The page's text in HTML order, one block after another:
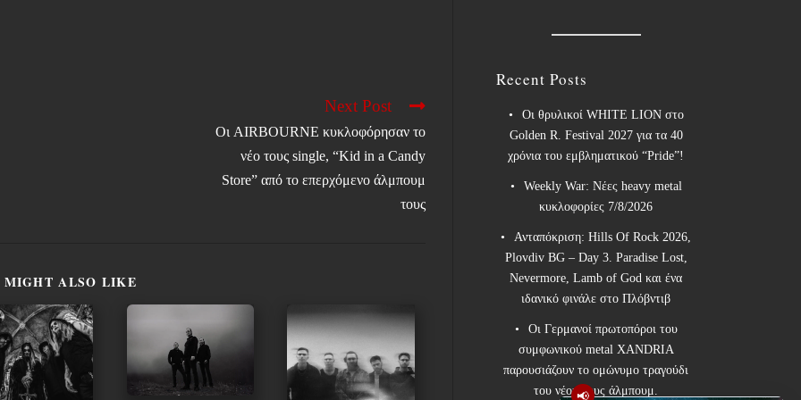
Next Post
Οι AIRBOURNE κυκλοφόρησαν το
νέο τους single, “Kid in a Candy
Store” από το επερχόμενο άλμπουμ
τους
MIGHT ALSO LIKE
Recent Posts
Οι θρυλικοί WHITE LION στο
Golden R. Festival 2027 για τα 40
χρόνια του εμβληματικού “Pride”!
Weekly War: Νέες heavy metal
κυκλοφορίες 7/8/2026
Ανταπόκριση: Hills Of Rock 2026,
Plovdiv BG – Day 3. Paradise Lost,
Nevermore, Lamb of God και ένα
ιδανικό φινάλε στο Πλόβντιβ
Οι Γερμανοί πρωτοπόροι του
συμφωνικού metal XANDRIA
παρουσιάζουν το ομώνυμο τραγούδι
του νέου τους άλμπουμ.
📢